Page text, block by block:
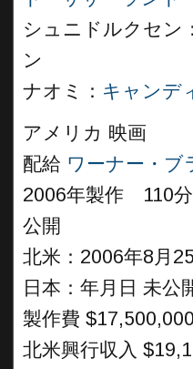
シュニドルクセン
ン
ナオミ： キャンデ
アメリカ 映画
配給 ワーナー・ブ
2006年製作 110分
公開
北米：2006年8月
日本：年月日 未公
製作費 $17,500,000
北米興行収入